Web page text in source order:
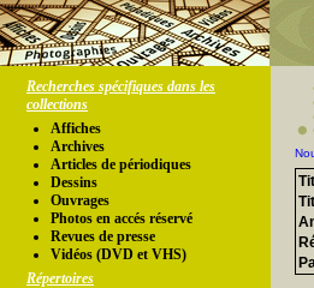
Recherches spécifiques dans les
collections
Affiches
Archives
Articles de périodiques
Dessins
Ouvrages
Photos en accés réservé
Revues de presse
Vidéos (DVD et VHS)
Répertoires